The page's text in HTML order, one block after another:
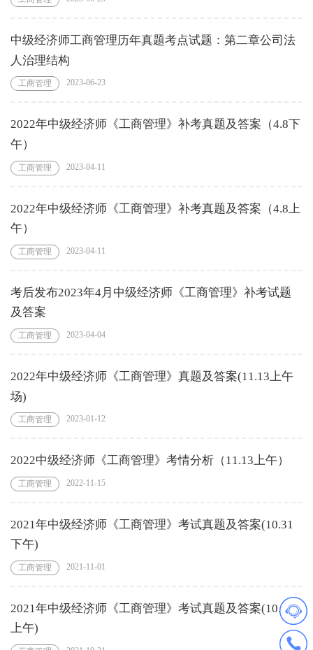
中级经济师工商管理历年真题考点试题：第二章公司法
人治理结构
工商管理 2023-06-23
2022年中级经济师《工商管理》补考真题及答案（4.8下
午）
工商管理 2023-04-11
2022年中级经济师《工商管理》补考真题及答案（4.8上
午）
工商管理 2023-04-11
考后发布2023年4月中级经济师《工商管理》补考试题
及答案
工商管理 2023-04-04
2022年中级经济师《工商管理》真题及答案(11.13上午
场)
工商管理 2023-01-12
2022中级经济师《工商管理》考情分析（11.13上午）
工商管理 2022-11-15
2021年中级经济师《工商管理》考试真题及答案(10.31
下午)
工商管理 2021-11-01
2021年中级经济师《工商管理》考试真题及答案(10.31
上午)